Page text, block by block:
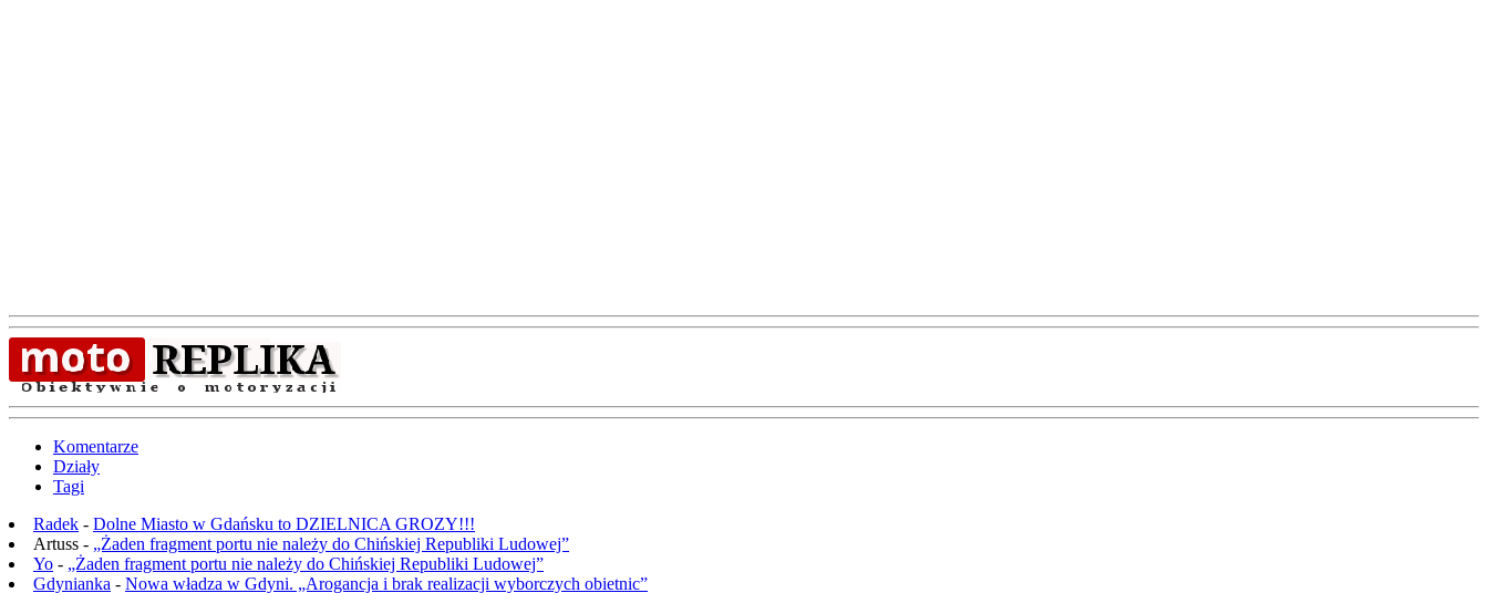
Komentarze
Działy
Tagi
Radek - Dolne Miasto w Gdańsku to DZIELNICA GROZY!!!
Artuss - „Żaden fragment portu nie należy do Chińskiej Republiki Ludowej”
Yo - „Żaden fragment portu nie należy do Chińskiej Republiki Ludowej”
Gdynianka - Nowa władza w Gdyni. „Arogancja i brak realizacji wyborczych obietnic”